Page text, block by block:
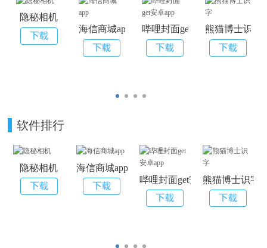
隐秘相机
海信商城app
哔哩封面get安卓app熊猫博士识字
软件排行
隐秘相机
海信商城app
哔哩封面get安卓app熊猫博士识字